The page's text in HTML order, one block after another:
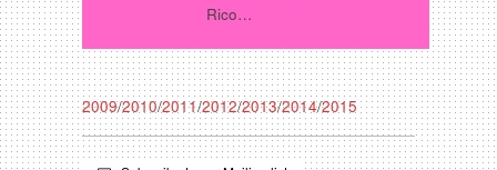
Rico…
2009/2010/2011/2012/2013/2014/2015